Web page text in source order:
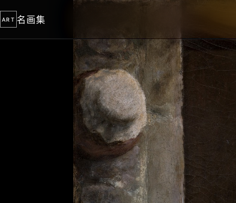
ART 名画集